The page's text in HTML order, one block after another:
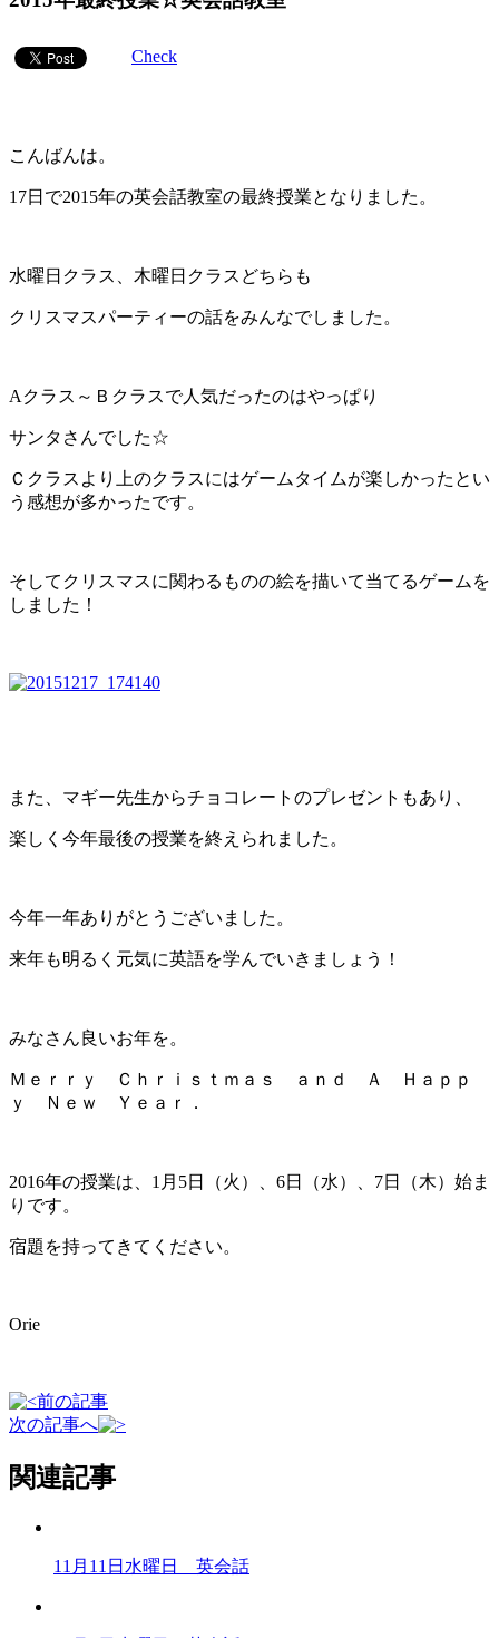
Check
こんばんは。
17日で2015年の英会話教室の最終授業となりました。
水曜日クラス、木曜日クラスどちらも
クリスマスパーティーの話をみんなでしました。
Aクラス～Ｂクラスで人気だったのはやっぱり
サンタさんでした☆
Ｃクラスより上のクラスにはゲームタイムが楽しかったとい
う感想が多かったです。
そしてクリスマスに関わるものの絵を描いて当てるゲームを
しました！
また、マギー先生からチョコレートのプレゼントもあり、
楽しく今年最後の授業を終えられました。
今年一年ありがとうございました。
来年も明るく元気に英語を学んでいきましょう！
みなさん良いお年を。
Ｍｅｒｒｙ Ｃｈｒｉｓｔｍａｓ ａｎｄ Ａ Ｈａｐｐ
ｙ Ｎｅｗ Ｙｅａｒ．
2016年の授業は、1月5日（火）、6日（水）、7日（木）始ま
りです。
宿題を持ってきてください。
Orie
前の記事
次の記事へ
関連記事
11月11日水曜日 英会話